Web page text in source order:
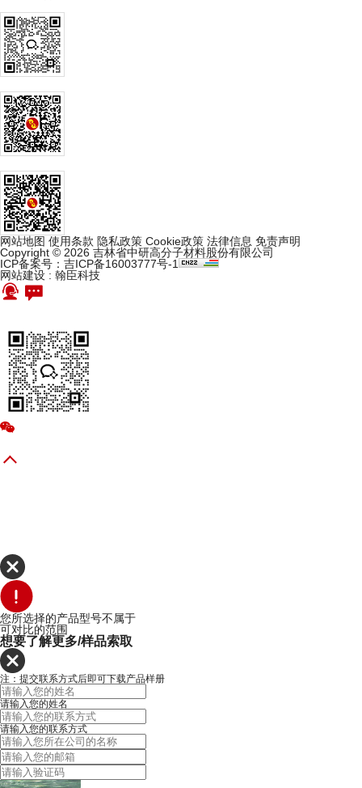
网站地图 使用条款 隐私政策 Cookie政策 法律信息 免责声明
Copyright © 2026 吉林省中研高分子材料股份有限公司
ICP备案号：吉ICP备16003777号-1
网站建设 : 翰臣科技
您所选择的产品型号不属于
可对比的范围
想要了解更多/样品索取
注：提交联系方式后即可下载产品样册
请输入您的姓名
请输入您的联系方式